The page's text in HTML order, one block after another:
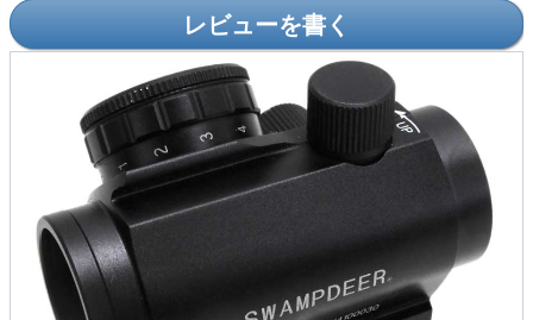
レビューを書く